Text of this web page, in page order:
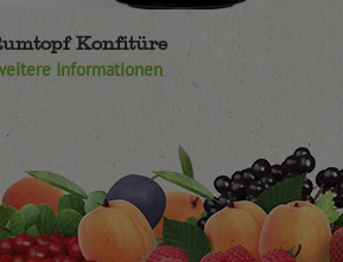
Konfitüre
Informationen